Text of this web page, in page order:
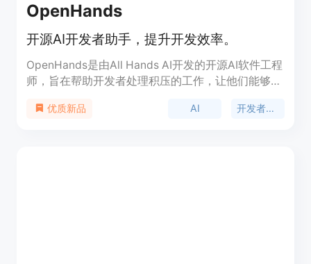
OpenHands
开源AI开发者助手，提升开发效率。
OpenHands是由All Hands AI开发的开源AI软件工程
师，旨在帮助开发者处理积压的工作，让他们能够专
文件。该产品在SWE-bench验证问题集中解决了超
优质新品 AI 开发者工具